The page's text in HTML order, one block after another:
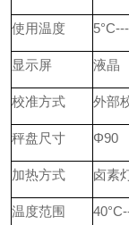
使用温度
显示屏 液晶
校准方式 外部
秤盘尺寸 Φ90
加热方式 卤素
温度范围